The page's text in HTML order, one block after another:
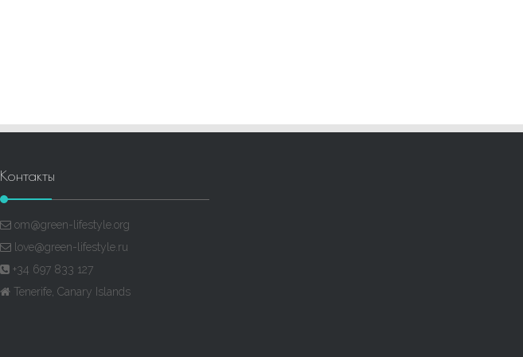
Контакты
om@green-lifestyle.org
love@green-lifestyle.ru
+34 697 833 127
Tenerife, Canary Islands